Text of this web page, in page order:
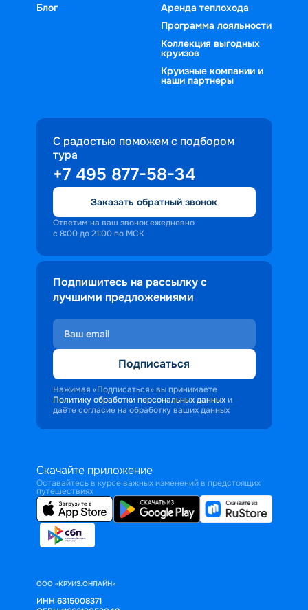
Блог
Аренда теплохода
Программа лояльности
Коллекция выгодных
круизов
Круизные компании и
наши партнеры
С радостью поможем с подбором
тура
+7 495 877-58-34
Заказать обратный звонок
Ответим на ваш звонок ежедневно
с 8:00 до 21:00 по МСК
Подпишитесь на рассылку с
лучшими предложениями
Подписаться
Нажимая «Подписаться» вы принимаете
Политику обработки персональных данных и
даёте согласие на обработку ваших данных
Скачайте приложение
Оставайтесь в курсе важных изменений в предстоящих
путешествиях
ООО «КРУИЗ.ОНЛАЙН»
ИНН 6315008371